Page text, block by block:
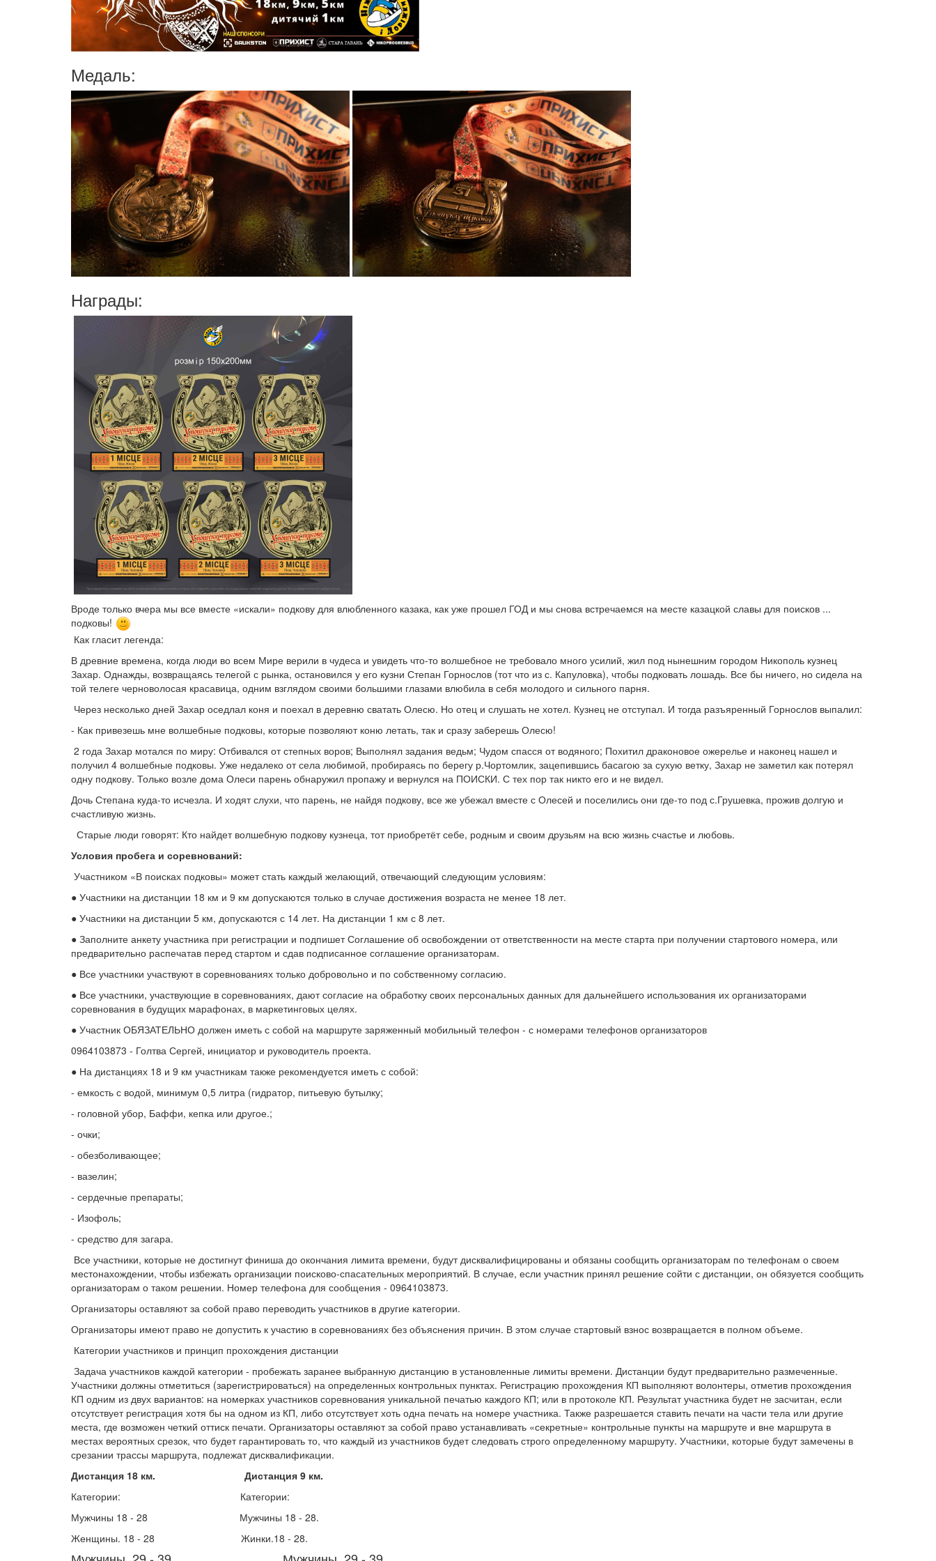
Медаль:
Награды:
Вроде только вчера мы все вместе «искали» подкову для влюбленного казака, как уже прошел ГОД и мы снова встречаемся на месте казацкой славы для поисков ...
подковы!
Как гласит легенда:
В древние времена, когда люди во всем Мире верили в чудеса и увидеть что-то волшебное не требовало много усилий, жил под нынешним городом Никополь кузнец
Захар. Однажды, возвращаясь телегой с рынка, остановился у его кузни Степан Горнослов (тот что из с. Капуловка), чтобы подковать лошадь. Все бы ничего, но сидела на
той телеге черноволосая красавица, одним взглядом своими большими глазами влюбила в себя молодого и сильного парня.
Через несколько дней Захар оседлал коня и поехал в деревню сватать Олесю. Но отец и слушать не хотел. Кузнец не отступал. И тогда разъяренный Горнослов выпалил:
- Как привезешь мне волшебные подковы, которые позволяют коню летать, так и сразу заберешь Олесю!
2 года Захар мотался по миру: Отбивался от степных воров; Выполнял задания ведьм; Чудом спасся от водяного; Похитил драконовое ожерелье и наконец нашел и
получил 4 волшебные подковы. Уже недалеко от села любимой, пробираясь по берегу р.Чортомлик, зацепившись басагою за сухую ветку, Захар не заметил как потерял
одну подкову. Только возле дома Олеси парень обнаружил пропажу и вернулся на ПОИСКИ. С тех пор так никто его и не видел.
Дочь Степана куда-то исчезла. И ходят слухи, что парень, не найдя подкову, все же убежал вместе с Олесей и поселились они где-то под с.Грушевка, прожив долгую и
счастливую жизнь.
Старые люди говорят: Кто найдет волшебную подкову кузнеца, тот приобретёт себе, родным и своим друзьям на всю жизнь счастье и любовь.
Условия пробега и соревнований:
Участником «В поисках подковы» может стать каждый желающий, отвечающий следующим условиям:
● Участники на дистанции 18 км и 9 км допускаются только в случае достижения возраста не менее 18 лет.
● Участники на дистанции 5 км, допускаются с 14 лет. На дистанции 1 км с 8 лет.
● Заполните анкету участника при регистрации и подпишет Соглашение об освобождении от ответственности на месте старта при получении стартового номера, или
предварительно распечатав перед стартом и сдав подписанное соглашение организаторам.
● Все участники участвуют в соревнованиях только добровольно и по собственному согласию.
● Все участники, участвующие в соревнованиях, дают согласие на обработку своих персональных данных для дальнейшего использования их организаторами
соревнования в будущих марафонах, в маркетинговых целях.
● Участник ОБЯЗАТЕЛЬНО должен иметь с собой на маршруте заряженный мобильный телефон - с номерами телефонов организаторов
0964103873 - Голтва Сергей, инициатор и руководитель проекта.
● На дистанциях 18 и 9 км участникам также рекомендуется иметь с собой:
- емкость с водой, минимум 0,5 литра (гидратор, питьевую бутылку;
- головной убор, Баффи, кепка или другое.;
- очки;
- обезболивающее;
- вазелин;
- сердечные препараты;
- Изофоль;
- средство для загара.
Все участники, которые не достигнут финиша до окончания лимита времени, будут дисквалифицированы и обязаны сообщить организаторам по телефонам о своем
местонахождении, чтобы избежать организации поисково-спасательных мероприятий. В случае, если участник принял решение сойти с дистанции, он обязуется сообщить
организаторам о таком решении. Номер телефона для сообщения - 0964103873.
Организаторы оставляют за собой право переводить участников в другие категории.
Организаторы имеют право не допустить к участию в соревнованиях без объяснения причин. В этом случае стартовый взнос возвращается в полном объеме.
Категории участников и принцип прохождения дистанции
Задача участников каждой категории - пробежать заранее выбранную дистанцию ​​в установленные лимиты времени. Дистанции будут предварительно размеченные.
Участники должны отметиться (зарегистрироваться) на определенных контрольных пунктах. Регистрацию прохождения КП выполняют волонтеры, отметив прохождения
КП одним из двух вариантов: на номерках участников соревнования уникальной печатью каждого КП; или в протоколе КП. Результат участника будет не засчитан, если
отсутствует регистрация хотя бы на одном из КП, либо отсутствует хоть одна печать на номере участника. Также разрешается ставить печати на части тела или другие
места, где возможен четкий оттиск печати. Организаторы оставляют за собой право устанавливать «секретные» контрольные пункты на маршруте и вне маршрута в
местах вероятных срезок, что будет гарантировать то, что каждый из участников будет следовать строго определенному маршруту. Участники, которые будут замечены в
срезании трассы маршрута, подлежат дисквалификации.
Дистанция 18 км. Дистанция 9 км.
Категории: Категории:
Мужчины 18 - 28 Мужчины 18 - 28.
Женщины. 18 - 28 Жинки.18 - 28.